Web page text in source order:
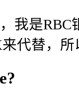
我是
代替，所